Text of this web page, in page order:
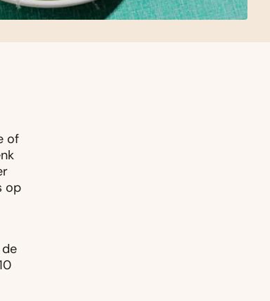
of
op